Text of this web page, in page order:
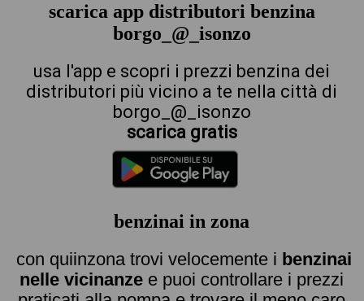
scarica app distributori benzina
borgo_@_isonzo
usa l'app e scopri i prezzi benzina dei
distributori più vicino a te nella città di
borgo_@_isonzo
scarica gratis
benzinai in zona
con quiinzona trovi velocemente i benzinai
nelle vicinanze e puoi controllare i prezzi